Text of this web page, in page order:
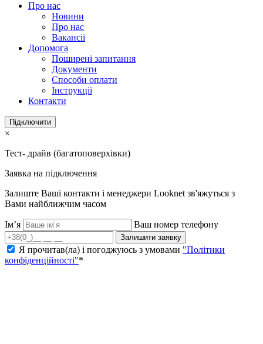
Про нас
Новини
Про нас
Вакансії
Допомога
Поширені запитання
Документи
Способи оплати
Інструкції
Контакти
Підключити
×
Тест- драйв (багатоповерхівки)
Заявка на підключення
Залиште Ваші контакти і менеджери Looknet зв'яжуться з
Вами найближчим часом
Ім’я Ваш номер телефону
Залишити заявку
Я прочитав(ла) і погоджуюсь з умовами "Політики
конфіденційності"*